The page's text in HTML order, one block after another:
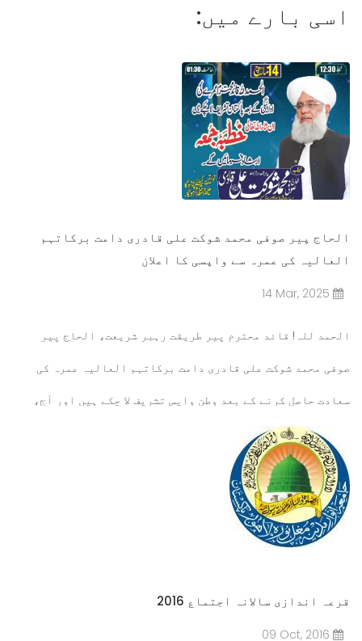
اسی بارے میں:
الحاج پیر صوفی محمد شوکت علی قادری دامت برکاتہم
العالیہ کی عمرہ سے واپسی کا اعلان
14 Mar, 2025
الحمد للہ! قائد محترم پیر طریقت رہبر شریعت، الحاج پیر
صوفی محمد شوکت علی قادری دامت برکاتہم العالیہ عمرہ کی
سعادت حاصل کرنے کے بعد وطن واپس تشریف لا چکے ہیں اور آج،
کو جمعہ کا خطبہ ارشاد فرمائیں گے۔
مزید پڑھیں۔۔۔
قرعہ اندازی سالانہ اجتماع 2016
09 Oct, 2016